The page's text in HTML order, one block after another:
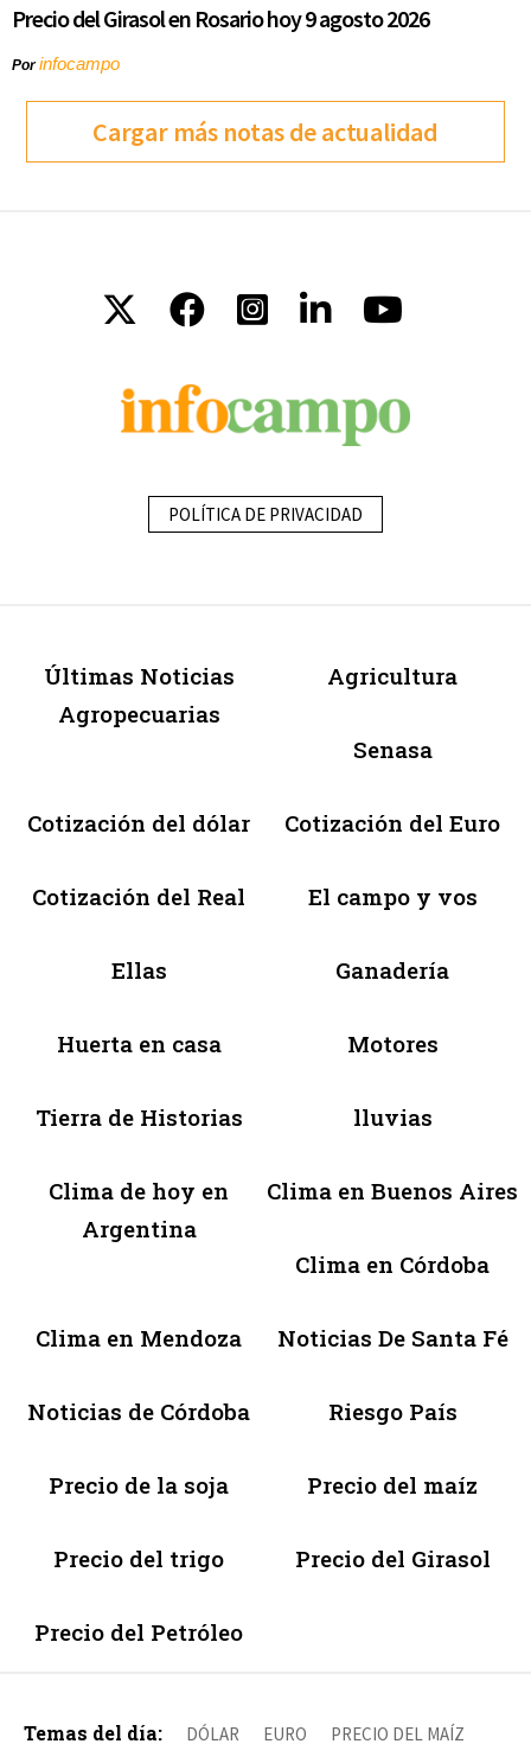
Precio del Girasol en Rosario hoy 9 agosto 2026
Porinfocampo
Cargar más notas de actualidad
POLÍTICA DE PRIVACIDAD
Últimas Noticias
Agropecuarias
Agricultura
Senasa
Cotización del dólar Cotización del Euro
Cotización del Real El campo y vos
Ellas Ganadería
Huerta en casa Motores
Tierra de Historias lluvias
Clima de hoy en
Argentina
Clima en Buenos Aires
Clima en Córdoba
Clima en Mendoza Noticias De Santa Fé
Noticias de Córdoba Riesgo País
Precio de la soja Precio del maíz
Precio del trigo Precio del Girasol
Precio del Petróleo
Temas del día: DÓLAR EURO PRECIO DEL MAÍZ